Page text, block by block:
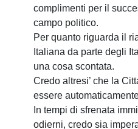
complimenti per il
campo politico.
Per quanto riguarda il
Italiana da parte degli
una cosa scontata.
Credo altresi’ che la
essere
In tempi di sfrenata
odierni, credo sia